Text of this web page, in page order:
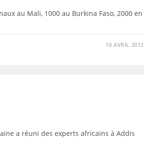
au Mali, 1000 au Burkina Faso, 2000 en
10 AVRIL 2012
a réuni des experts africains à Addis